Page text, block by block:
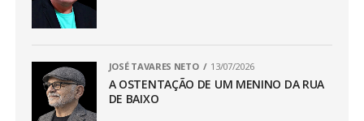
JOSÉ TAVARES NETO 13/07/2026
A OSTENTAÇÃO DE UM MENINO DA RUA
DE BAIXO